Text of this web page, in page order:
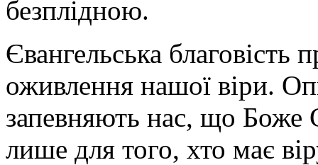
безплідною.
Євангельська благовість
оживлення нашої віри.
запевняють нас, що Боже
лише для того, хто має